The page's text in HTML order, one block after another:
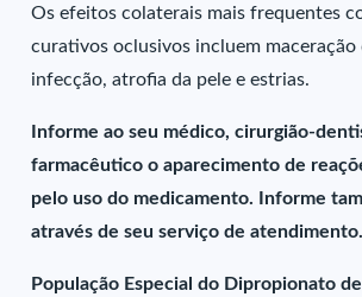
Os efeitos colaterais mais frequentes
curativos oclusivos incluem maceração
infecção, atrofia da pele e estrias.
Informe ao seu médico, cirurgião-
farmacêutico o aparecimento de
pelo uso do medicamento. Informe
através de seu serviço de atendimento.
População Especial do Dipropionato